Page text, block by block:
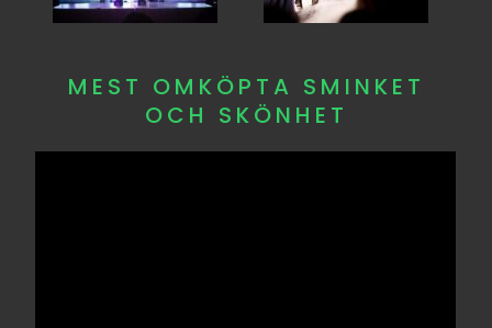
MEST OMKÖPTA SMINKET
OCH SKÖNHET